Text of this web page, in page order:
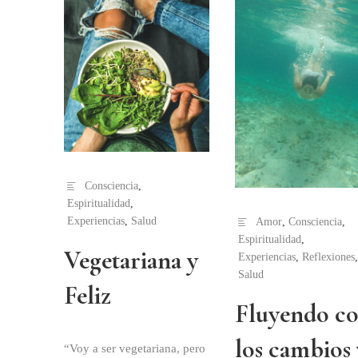
Consciencia,
Espiritualidad,
Experiencias, Salud
Vegetariana y
Feliz
“Voy a ser vegetariana, pero
Amor Consciencia
Espiritualidad
Experiencias Reflexiones
Salud
Fluyendo
los cambios